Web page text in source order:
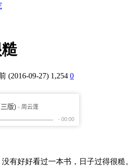
(2016-09-27) 1,254 0
有好好看过一本书，日子过得很糙。